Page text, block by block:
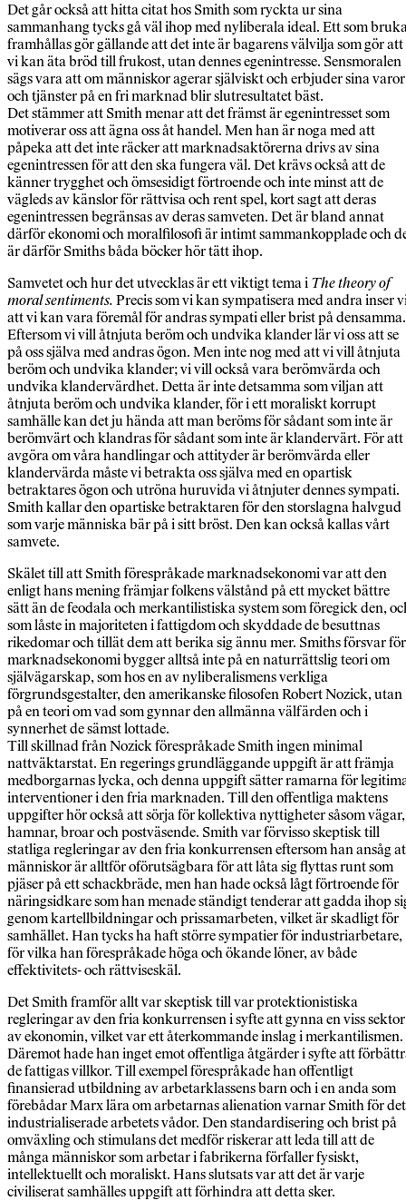
Det går också att hitta citat hos Smith som ryckta ur sina
sammanhang tycks gå väl ihop med nyliberala ideal. Ett som
framhållas gör gällande att det inte är bagarens välvilja som gör att
vi kan äta bröd till frukost, utan dennes egenintresse. Sensmoralen
sägs vara att om människor agerar själviskt och erbjuder sina varor
och tjänster på en fri marknad blir slutresultatet bäst.
Det stämmer att Smith menar att det främst är egenintresset som
motiverar oss att ägna oss åt handel. Men han är noga med att
påpeka att det inte räcker att marknadsaktörerna drivs av sina
egenintressen för att den ska fungera väl. Det krävs också att de
känner trygghet och ömsesidigt förtroende och inte minst att de
vägleds av känslor för rättvisa och rent spel, kort sagt att deras
egenintressen begränsas av deras samveten. Det är bland annat
därför ekonomi och moralfilosofi är intimt sammankopplade och
är därför Smiths båda böcker hör tätt ihop.
Samvetet och hur det utvecklas är ett viktigt tema i The theory of
moral sentiments. Precis som vi kan sympatisera med andra inser
att vi kan vara föremål för andras sympati eller brist på densamma.
Eftersom vi vill åtnjuta beröm och undvika klander lär vi oss att se
på oss själva med andras ögon. Men inte nog med att vi vill åtnjuta
beröm och undvika klander; vi vill också vara berömvärda och
undvika klandervärdhet. Detta är inte detsamma som viljan att
åtnjuta beröm och undvika klander, för i ett moraliskt korrupt
samhälle kan det ju hända att man beröms för sådant som inte är
berömvärt och klandras för sådant som inte är klandervärt. För att
avgöra om våra handlingar och attityder är berömvärda eller
klandervärda måste vi betrakta oss själva med en opartisk
betraktares ögon och utröna huruvida vi åtnjuter dennes sympati.
Smith kallar den opartiske betraktaren för den storslagna halvgud
som varje människa bär på i sitt bröst. Den kan också kallas vårt
samvete.
Skälet till att Smith förespråkade marknadsekonomi var att den
enligt hans mening främjar folkens välstånd på ett mycket bättre
sätt än de feodala och merkantilistiska system som föregick den,
som låste in majoriteten i fattigdom och skyddade de besuttnas
rikedomar och tillät dem att berika sig ännu mer. Smiths försvar för
marknadsekonomi bygger alltså inte på en naturrättslig teori om
självägarskap, som hos en av nyliberalismens verkliga
förgrundsgestalter, den amerikanske filosofen Robert Nozick, utan
på en teori om vad som gynnar den allmänna välfärden och i
synnerhet de sämst lottade.
Till skillnad från Nozick förespråkade Smith ingen minimal
nattväktarstat. En regerings grundläggande uppgift är att främja
medborgarnas lycka, och denna uppgift sätter ramarna för
interventioner i den fria marknaden. Till den offentliga maktens
uppgifter hör också att sörja för kollektiva nyttigheter såsom vägar,
hamnar, broar och postväsende. Smith var förvisso skeptisk till
statliga regleringar av den fria konkurrensen eftersom han ansåg
människor är alltför oförutsägbara för att låta sig flyttas runt som
pjäser på ett schackbräde, men han hade också lågt förtroende för
näringsidkare som han menade ständigt tenderar att gadda ihop
genom kartellbildningar och prissamarbeten, vilket är skadligt för
samhället. Han tycks ha haft större sympatier för industriarbetare,
för vilka han förespråkade höga och ökande löner, av både
effektivitets- och rättviseskäl.
Det Smith framför allt var skeptisk till var protektionistiska
regleringar av den fria konkurrensen i syfte att gynna en viss sektor
av ekonomin, vilket var ett återkommande inslag i merkantilismen.
Däremot hade han inget emot offentliga åtgärder i syfte att
de fattigas villkor. Till exempel förespråkade han offentligt
finansierad utbildning av arbetarklassens barn och i en anda som
förebådar Marx lära om arbetarnas alienation varnar Smith för det
industrialiserade arbetets vådor. Den standardisering och brist på
omväxling och stimulans det medför riskerar att leda till att de
många människor som arbetar i fabrikerna förfaller fysiskt,
intellektuellt och moraliskt. Hans slutsats var att det är varje
civiliserat samhälles uppgift att förhindra att detta sker.